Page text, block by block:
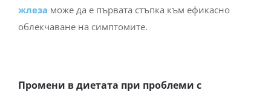
жлеза може да е първата стъпка към ефикасно
облекчаване на симптомите.
Промени в диетата при проблеми с